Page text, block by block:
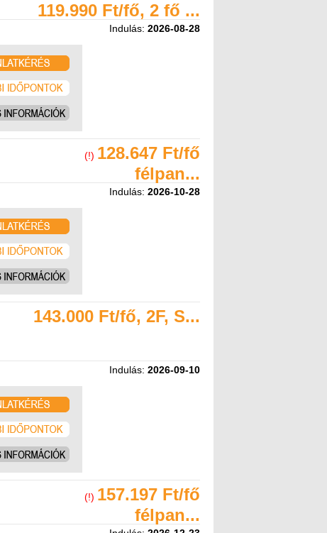
119.990 Ft/fő, 2 fő ...
Indulás: 2026-08-28
(!) 128.647 Ft/fő
félpan...
Indulás: 2026-10-28
143.000 Ft/fő, 2F, S...
Indulás: 2026-09-10
(!) 157.197 Ft/fő
félpan...